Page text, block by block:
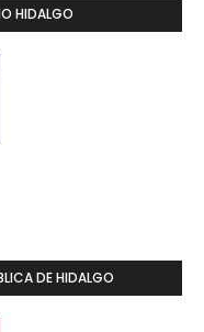
HIDALGO
DE HIDALGO